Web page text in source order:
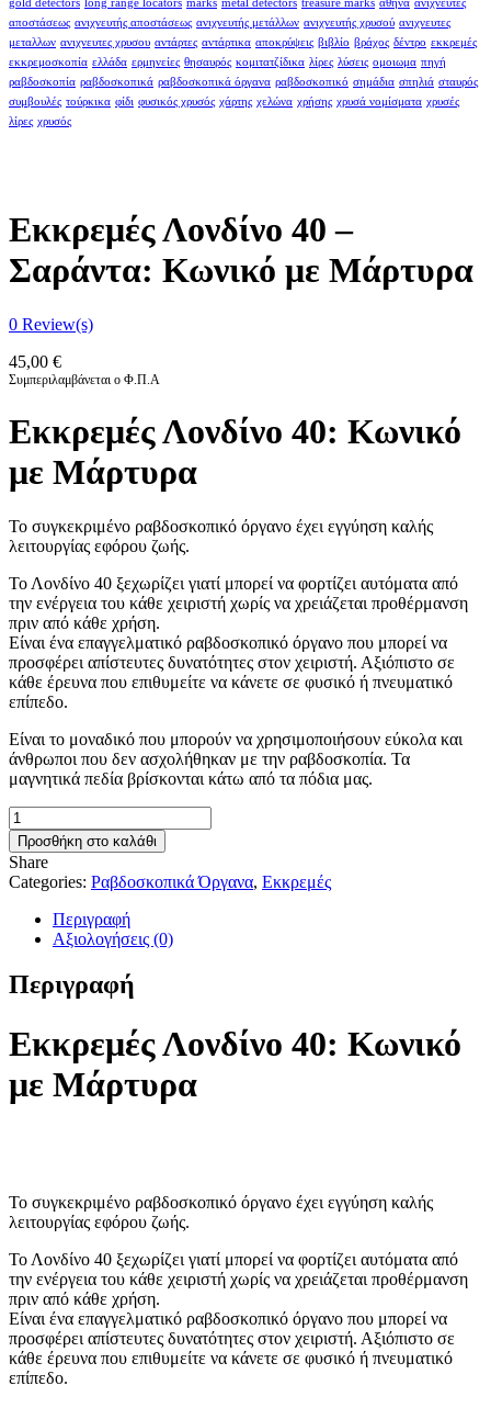
gold detectors long range locators marks metal detectors treasure marks αθήνα ανιχνευτές
αποστάσεως ανιχνευτής αποστάσεως ανιχνευτής μετάλλων ανιχνευτής χρυσού ανιχνευτες
μεταλλων ανιχνευτες χρυσου αντάρτες αντάρτικα αποκρύψεις βιβλίο βράχος δέντρο εκκρεμές
εκκρεμοσκοπία ελλάδα ερμηνείες θησαυρός κομιτατζίδικα λίρες λύσεις ομοιωμα πηγή
ραβδοσκοπία ραβδοσκοπικά ραβδοσκοπικά όργανα ραβδοσκοπικό σημάδια σπηλιά σταυρός
συμβουλές τούρκικα φίδι φυσικός χρυσός χάρτης χελώνα χρήσης χρυσά νομίσματα χρυσές
λίρες χρυσός
Εκκρεμές Λονδίνο 40 –
Σαράντα: Κωνικό με Μάρτυρα
0 Review(s)
45,00 €
Συμπεριλαμβάνεται ο Φ.Π.Α
Εκκρεμές Λονδίνο 40: Κωνικό
με Μάρτυρα
Το συγκεκριμένο ραβδοσκοπικό όργανο έχει εγγύηση καλής
λειτουργίας εφόρου ζωής.
Το Λονδίνο 40 ξεχωρίζει γιατί μπορεί να φορτίζει αυτόματα από
την ενέργεια του κάθε χειριστή χωρίς να χρειάζεται προθέρμανση
πριν από κάθε χρήση.
Είναι ένα επαγγελματικό ραβδοσκοπικό όργανο που μπορεί να
προσφέρει απίστευτες δυνατότητες στον χειριστή. Αξιόπιστο σε
κάθε έρευνα που επιθυμείτε να κάνετε σε φυσικό ή πνευματικό
επίπεδο.
Είναι το μοναδικό που μπορούν να χρησιμοποιήσουν εύκολα και
άνθρωποι που δεν ασχολήθηκαν με την ραβδοσκοπία. Τα
μαγνητικά πεδία βρίσκονται κάτω από τα πόδια μας.
Εκκρεμές
Λονδίνο
40
-
Σαράντα:
Κωνικό
Μάρτυρα
ποσότητα
Προσθήκη στο καλάθι
Share
Categories: Ραβδοσκοπικά Όργανα, Εκκρεμές
Περιγραφή
Αξιολογήσεις (0)
Περιγραφή
Εκκρεμές Λονδίνο 40: Κωνικό
με Μάρτυρα
Το συγκεκριμένο ραβδοσκοπικό όργανο έχει εγγύηση καλής
λειτουργίας εφόρου ζωής.
Το Λονδίνο 40 ξεχωρίζει γιατί μπορεί να φορτίζει αυτόματα από
την ενέργεια του κάθε χειριστή χωρίς να χρειάζεται προθέρμανση
πριν από κάθε χρήση.
Είναι ένα επαγγελματικό ραβδοσκοπικό όργανο που μπορεί να
προσφέρει απίστευτες δυνατότητες στον χειριστή. Αξιόπιστο σε
κάθε έρευνα που επιθυμείτε να κάνετε σε φυσικό ή πνευματικό
επίπεδο.